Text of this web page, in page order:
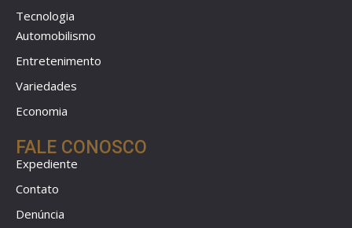
Tecnologia
Automobilismo
Entretenimento
Variedades
Economia
FALE CONOSCO
Expediente
Contato
Denúncia